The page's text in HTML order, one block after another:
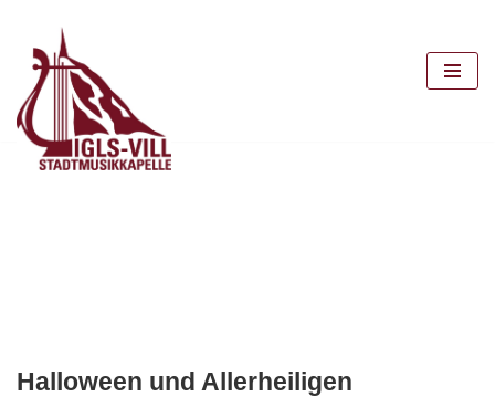
Zum
Inhalt
springen
Halloween und Allerheiligen